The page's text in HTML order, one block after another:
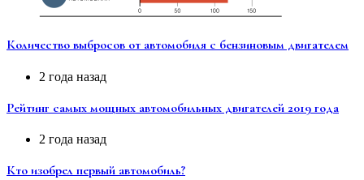
Количество выбросов от автомобиля с бензиновым двигателем
2 года назад
Рейтинг самых мощных автомобильных двигателей 2019 года
2 года назад
Кто изобрел первый автомобиль?